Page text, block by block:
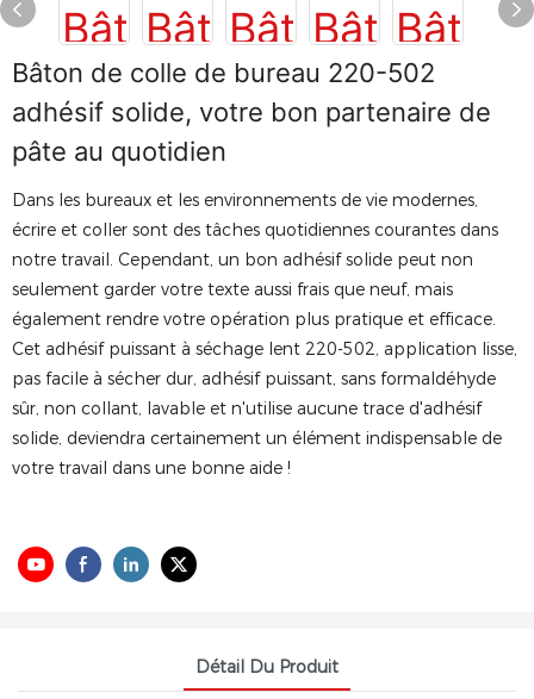
Bâton de colle de bureau 220-502
adhésif solide, votre bon partenaire de
pâte au quotidien
Dans les bureaux et les environnements de vie modernes,
écrire et coller sont des tâches quotidiennes courantes dans
notre travail. Cependant, un bon adhésif solide peut non
seulement garder votre texte aussi frais que neuf, mais
également rendre votre opération plus pratique et efficace.
Cet adhésif puissant à séchage lent 220-502, application lisse,
pas facile à sécher dur, adhésif puissant, sans formaldéhyde
sûr, non collant, lavable et n'utilise aucune trace d'adhésif
solide, deviendra certainement un élément indispensable de
votre travail dans une bonne aide !
Détail Du Produit